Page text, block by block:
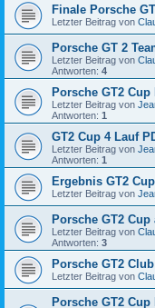
Finale Porsche
Letzter Beitrag von
Porsche GT 2
Letzter Beitrag von
Antworten: 4
Porsche GT2 Cup
Letzter Beitrag von
Antworten: 1
GT2 Cup 4 Lauf
Letzter Beitrag von
Antworten: 1
Ergebnis GT2
Letzter Beitrag von
Porsche GT2 Cup
Letzter Beitrag von
Antworten: 3
Porsche GT2
Letzter Beitrag von
Porsche GT2 Cup